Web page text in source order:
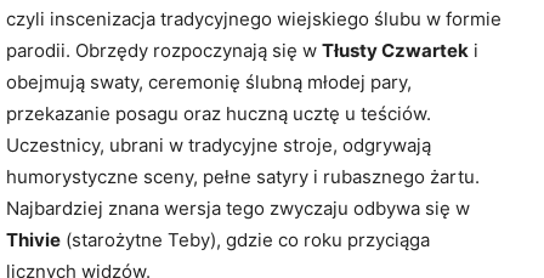
czyli inscenizacja tradycyjnego wiejskiego ślubu w formie
parodii. Obrzędy rozpoczynają się w Tłusty Czwartek i
obejmują swaty, ceremonię ślubną młodej pary,
przekazanie posagu oraz huczną ucztę u teściów.
Uczestnicy, ubrani w tradycyjne stroje, odgrywają
humorystyczne sceny, pełne satyry i rubasznego żartu.
Najbardziej znana wersja tego zwyczaju odbywa się w
Thivie (starożytne Teby), gdzie co roku przyciąga
licznych widzów.